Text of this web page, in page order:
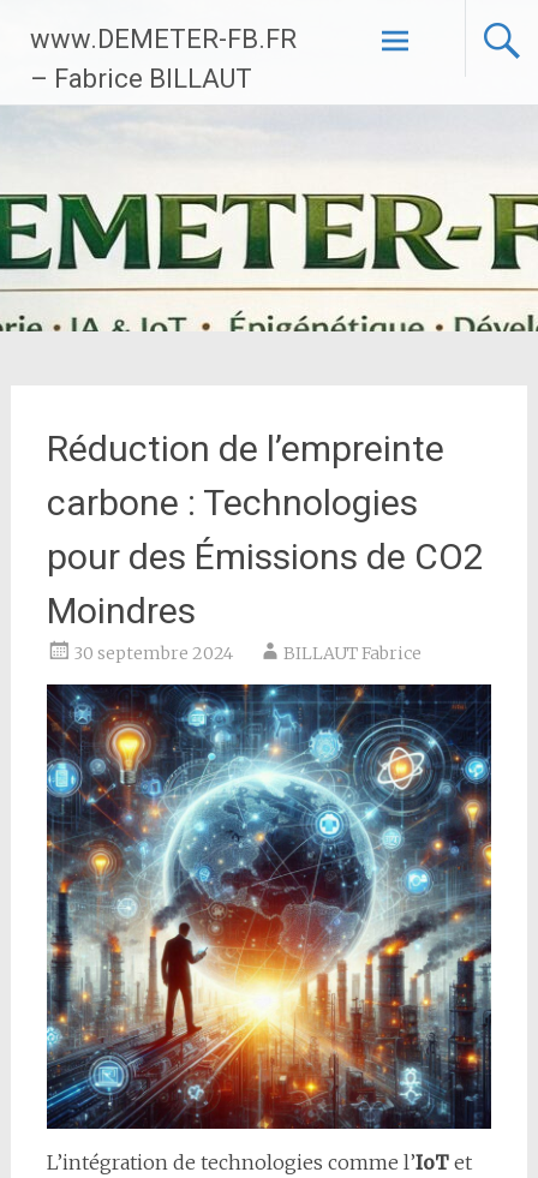
contenu
principal
www.DEMETER-FB.FR
– Fabrice BILLAUT
Réduction de l’empreinte
carbone : Technologies
pour des Émissions de CO2
Moindres
30 septembre 2024 BILLAUT Fabrice
L’intégration de technologies comme l’IoTet